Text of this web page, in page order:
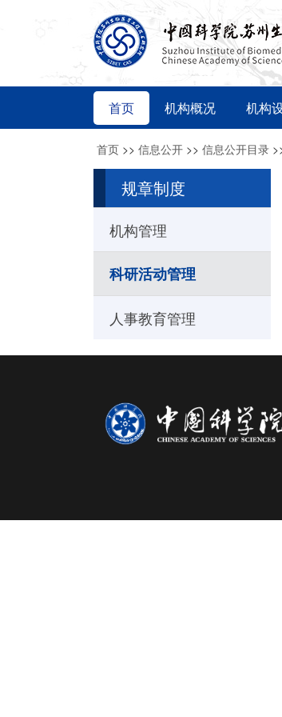
首页 机构概况 机构
首页 >> 信息公开 >> 信息公开目录
规章制度
机构管理
科研活动管理
人事教育管理